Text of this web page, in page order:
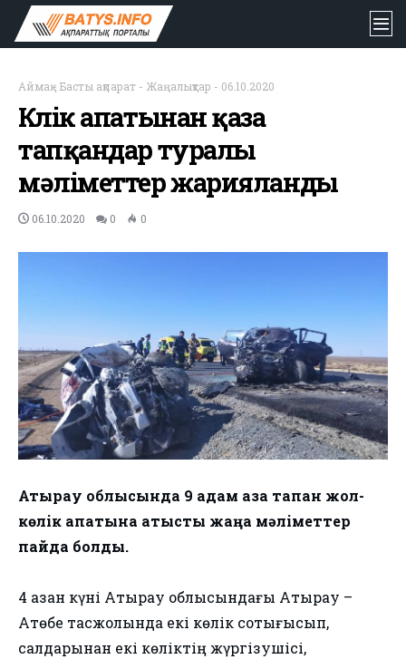
Аймақ- Басты ақпарат - Жаңалықтар - 06.10.2020
Көлік апатынан қаза
тапқандар туралы
мәліметтер жарияланды
06.10.2020 0 0
Атырау облысында 9 адам қаза тапқан жол-
көлік апатына қатысты жаңа мәліметтер
пайда болды.
4 қазан күні Атырау облысындағы Атырау –
Ақтөбе тасжолында екі көлік соқтығысып,
салдарынан екі көліктің жүргізушісі,